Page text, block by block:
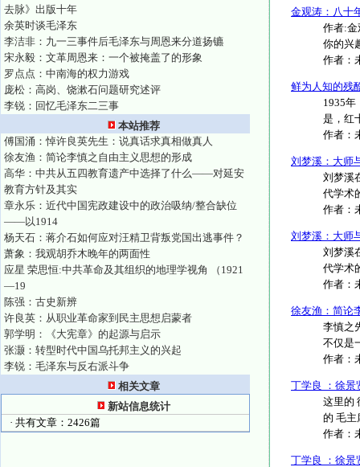
去脉》出版十年
余英时谈毛泽东
李洁非：九一三事件后毛泽东与周恩来分道扬镳
宋永毅：文革周恩来：一个被掩盖了的形象
罗点点：中南海的权力游戏
庞松：高岗、饶漱石问题研究述评
李锐：回忆毛泽东二三事
本站推荐
傅国涌：悼许良英先生：说真话求真相做真人
徐友渔：简论李慎之自由主义思想的形成
高华：中共从五四教育遗产中选择了什么——对延安
教育方针及其实
章永乐：近代中国宪政建设中的政治吸纳/整合缺位
——以1914
杨天石：蒋介石如何应对汪精卫背叛党国出逃事件？
萧象：我观胡乔木晚年的两面性
应星 荣思恒:中共革命及其组织的地理学视角 （1921
—19
陈强：古史新辨
许良英：从职业革命家到民主思想启蒙者
郭学明：《大宪章》的起源与启示
张灏：转型时代中国乌托邦主义的兴起
李锐：毛泽东与反右派斗争
相关文章
新站信息统计
· 共有文章：2426篇
金观涛：八十
作者:金
你的兴
作者：
鲜为人知的残
1935年
是，红
作者：
刘梦溪：大师
刘梦溪
代学术
作者：
刘梦溪：大师
刘梦溪
代学术
作者：
徐友渔：简论
李慎之
不仅是
作者：
丁学良 ：徐景
这里的
的 毛主
作者：
丁学良 ：徐景